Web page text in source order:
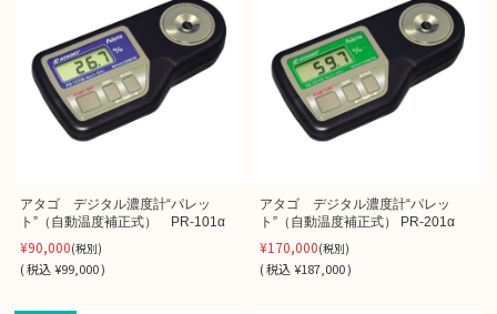
アタゴ デジタル濃度計“パレッ
ト”（自動温度補正式） PR-101α
¥90,000(税別)
(税込¥99,000 )
アタゴ デジタル濃度計“パレッ
ト”（自動温度補正式） PR-201α
¥170,000(税別)
(税込 ¥187,000 )